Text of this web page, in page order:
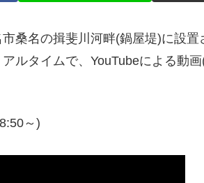
桑名の揖斐川河畔(鍋屋堤)に設置
ルタイムで、YouTubeによる動
～)